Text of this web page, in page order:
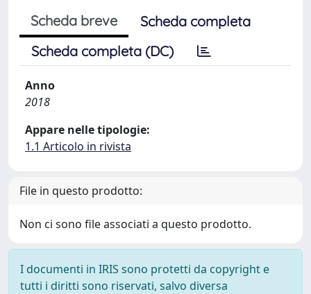
Scheda breve
Scheda completa
Scheda completa (DC)
Anno
2018
Appare nelle tipologie:
1.1 Articolo in rivista
File in questo prodotto:
Non ci sono file associati a questo prodotto.
I documenti in IRIS sono protetti da copyright e
tutti i diritti sono riservati, salvo diversa